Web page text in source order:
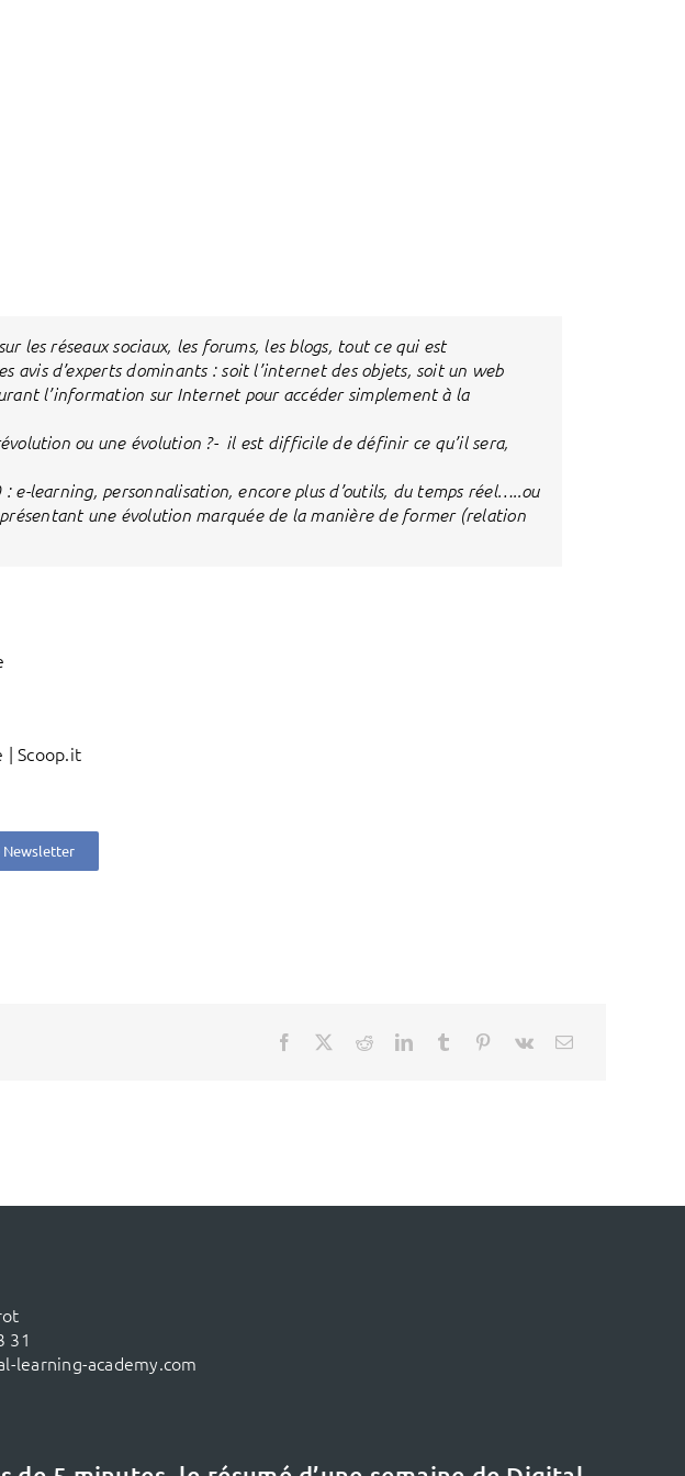
les réseaux sociaux, les forums, les blogs, tout ce qui est
avis d’experts dominants : soit l’internet des objets, soit un web
l’information sur Internet pour accéder simplement à la
ou une évolution ?- il est difficile de définir ce qu’il sera,
e-learning, personnalisation, encore plus d’outils, du temps réel…..ou
une évolution marquée de la manière de former (relation
| Scoop.it
Newsletter
31
learning-academy.com